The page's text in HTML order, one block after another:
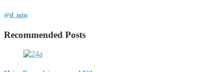
@d_min
Recommended Posts